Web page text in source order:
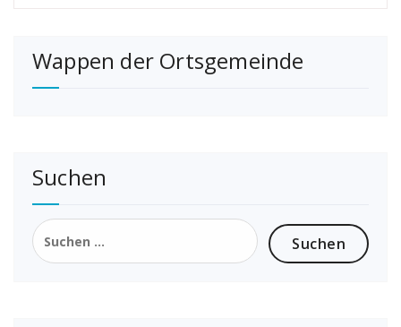
Wappen der Ortsgemeinde
Suchen
Suchen
nach: